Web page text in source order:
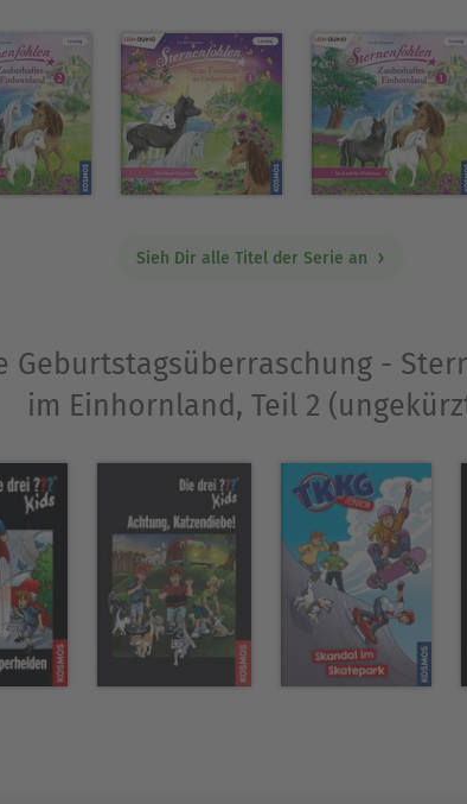
Sieh Dir alle Titel der Serie an
Geburtstagsüberraschung -
im Einhornland, Teil 2